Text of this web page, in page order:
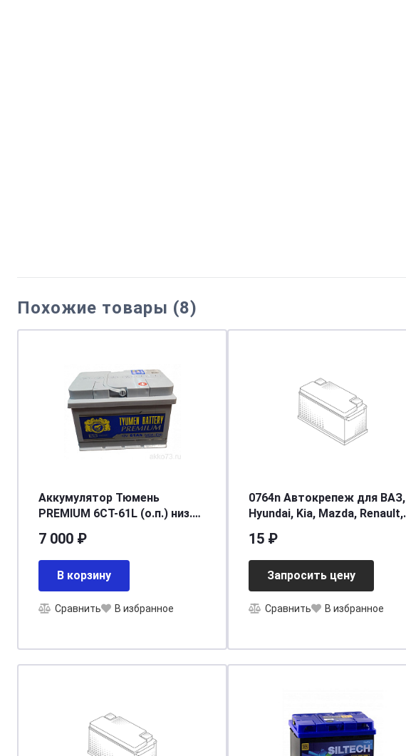
Похожие товары (8)
Аккумулятор Тюмень
PREMIUM 6СТ-61L (о.п.) низ.
7 000 ₽
В корзину
Сравнить В избранное
0764n Автокрепеж для ВАЗ,
Hyundai, Kia, Mazda, Renault,
MB455561 *
15 ₽
Запросить цену
Сравнить В избранное